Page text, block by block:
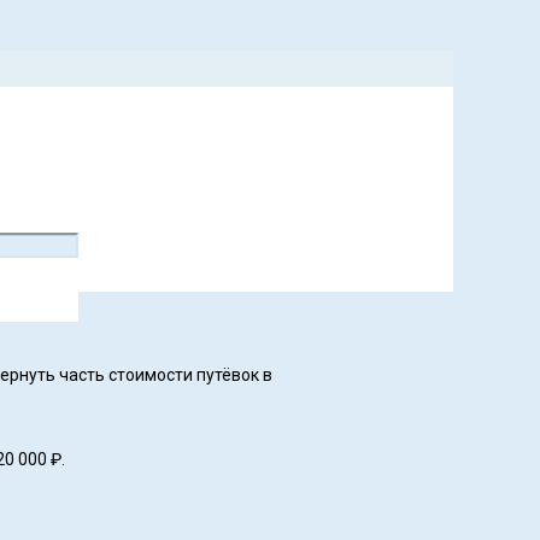
часть стоимости путёвок в
000 ₽.